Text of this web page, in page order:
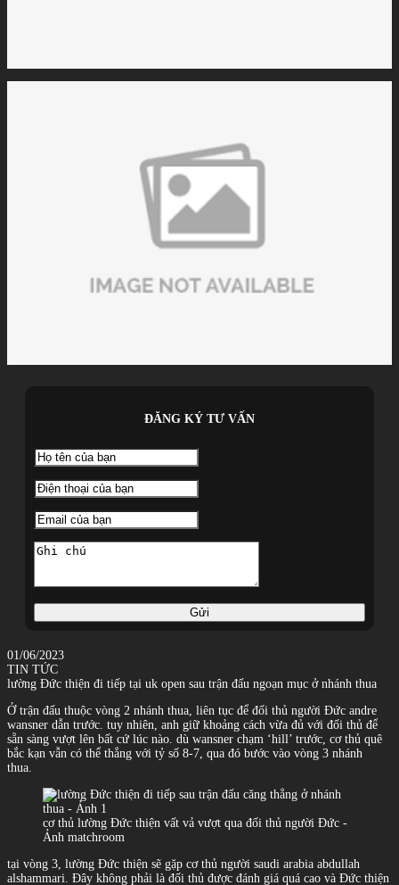
ĐĂNG KÝ TƯ VẤN
Gửi
01/06/2023
TIN TỨC
lường Đức thiện đi tiếp tại uk open sau trận đấu ngoạn mục ở nhánh thua
Ở trận đấu thuộc vòng 2 nhánh thua, liên tục để đối thủ người Đức andre
wansner dẫn trước. tuy nhiên, anh giữ khoảng cách vừa đủ với đối thủ để
sẵn sàng vượt lên bất cứ lúc nào. dù wansner chạm ‘hill’ trước, cơ thủ quê
bắc kạn vẫn có thể thắng với tỷ số 8-7, qua đó bước vào vòng 3 nhánh
thua.
cơ thủ lường Đức thiện vất vả vượt qua đối thủ người Đức -
Ảnh matchroom
tại vòng 3, lường Đức thiện sẽ gặp cơ thủ người saudi arabia abdullah
alshammari. Đây không phải là đối thủ được đánh giá quá cao và Đức thiện